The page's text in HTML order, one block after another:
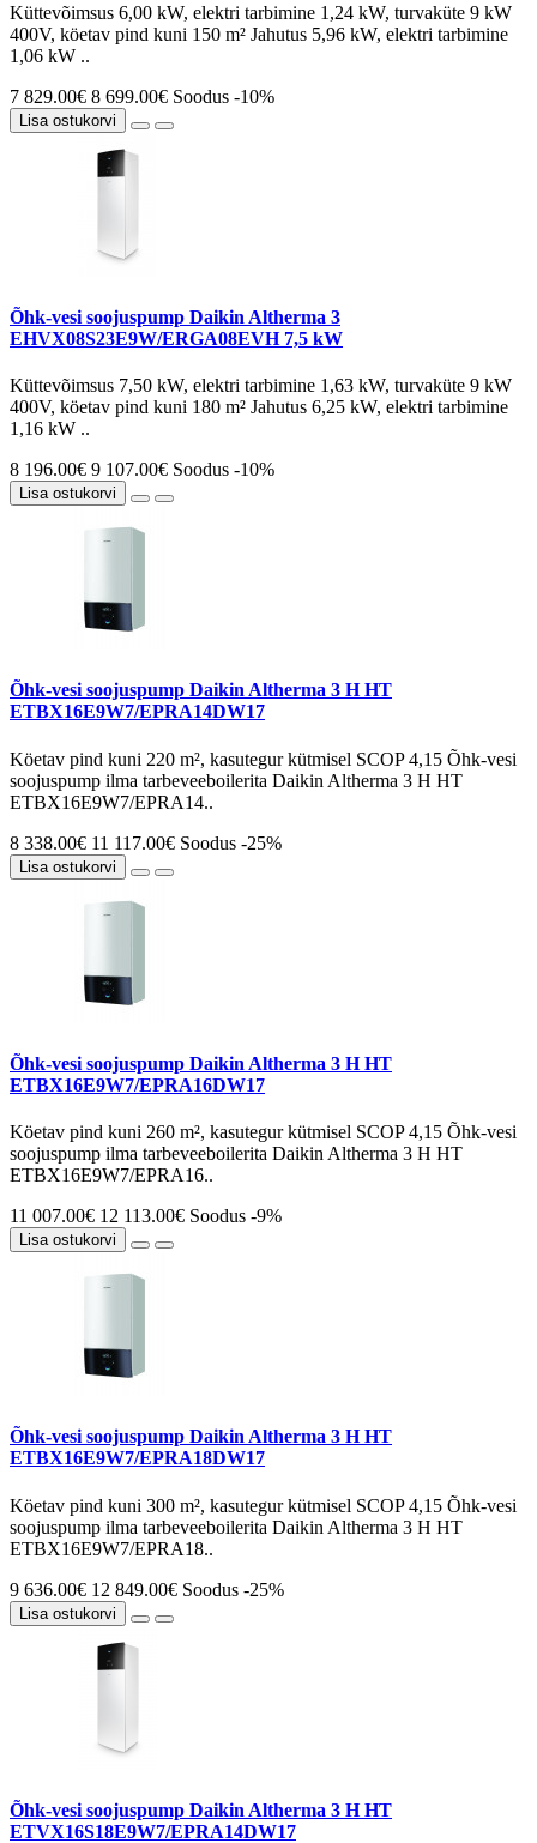
Küttevõimsus 6,00 kW, elektri tarbimine 1,24 kW, turvaküte 9 kW
400V, köetav pind kuni 150 m² Jahutus 5,96 kW, elektri tarbimine
1,06 kW ..
7 829.00€ 8 699.00€ Soodus -10%
Lisa ostukorvi
Õhk-vesi soojuspump Daikin Altherma 3
EHVX08S23E9W/ERGA08EVH 7,5 kW
Küttevõimsus 7,50 kW, elektri tarbimine 1,63 kW, turvaküte 9 kW
400V, köetav pind kuni 180 m² Jahutus 6,25 kW, elektri tarbimine
1,16 kW ..
8 196.00€ 9 107.00€ Soodus -10%
Lisa ostukorvi
Õhk-vesi soojuspump Daikin Altherma 3 H HT
ETBX16E9W7/EPRA14DW17
Köetav pind kuni 220 m², kasutegur kütmisel SCOP 4,15 Õhk-vesi
soojuspump ilma tarbeveeboilerita Daikin Altherma 3 H HT
ETBX16E9W7/EPRA14..
8 338.00€ 11 117.00€ Soodus -25%
Lisa ostukorvi
Õhk-vesi soojuspump Daikin Altherma 3 H HT
ETBX16E9W7/EPRA16DW17
Köetav pind kuni 260 m², kasutegur kütmisel SCOP 4,15 Õhk-vesi
soojuspump ilma tarbeveeboilerita Daikin Altherma 3 H HT
ETBX16E9W7/EPRA16..
11 007.00€ 12 113.00€ Soodus -9%
Lisa ostukorvi
Õhk-vesi soojuspump Daikin Altherma 3 H HT
ETBX16E9W7/EPRA18DW17
Köetav pind kuni 300 m², kasutegur kütmisel SCOP 4,15 Õhk-vesi
soojuspump ilma tarbeveeboilerita Daikin Altherma 3 H HT
ETBX16E9W7/EPRA18..
9 636.00€ 12 849.00€ Soodus -25%
Lisa ostukorvi
Õhk-vesi soojuspump Daikin Altherma 3 H HT
ETVX16S18E9W7/EPRA14DW17